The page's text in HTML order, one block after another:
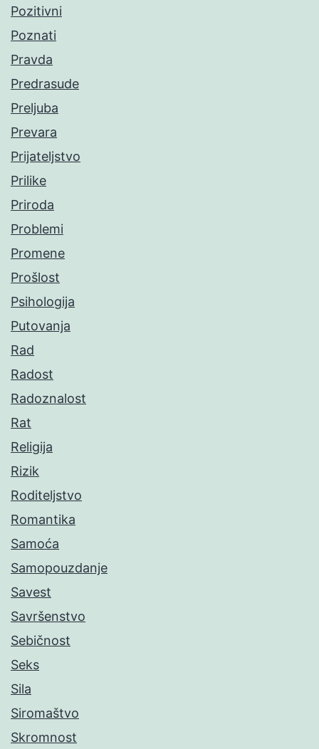
Pozitivni
Poznati
Pravda
Predrasude
Preljuba
Prevara
Prijateljstvo
Prilike
Priroda
Problemi
Promene
Prošlost
Psihologija
Putovanja
Rad
Radost
Radoznalost
Rat
Religija
Rizik
Roditeljstvo
Romantika
Samoća
Samopouzdanje
Savest
Savršenstvo
Sebičnost
Seks
Sila
Siromaštvo
Skromnost